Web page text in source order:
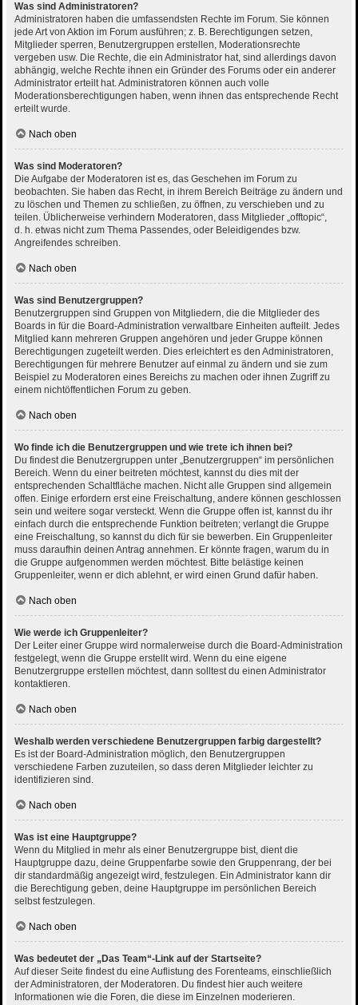
Was sind Administratoren?
Administratoren haben die umfassendsten Rechte im Forum. Sie können
jede Art von Aktion im Forum ausführen; z. B. Berechtigungen setzen,
Mitglieder sperren, Benutzergruppen erstellen, Moderationsrechte
vergeben usw. Die Rechte, die ein Administrator hat, sind allerdings davon
abhängig, welche Rechte ihnen ein Gründer des Forums oder ein anderer
Administrator erteilt hat. Administratoren können auch volle
Moderationsberechtigungen haben, wenn ihnen das entsprechende Recht
erteilt wurde.
Nach oben
Was sind Moderatoren?
Die Aufgabe der Moderatoren ist es, das Geschehen im Forum zu
beobachten. Sie haben das Recht, in ihrem Bereich Beiträge zu ändern und
zu löschen und Themen zu schließen, zu öffnen, zu verschieben und zu
teilen. Üblicherweise verhindern Moderatoren, dass Mitglieder „offtopic“,
d. h. etwas nicht zum Thema Passendes, oder Beleidigendes bzw.
Angreifendes schreiben.
Nach oben
Was sind Benutzergruppen?
Benutzergruppen sind Gruppen von Mitgliedern, die die Mitglieder des
Boards in für die Board-Administration verwaltbare Einheiten aufteilt. Jedes
Mitglied kann mehreren Gruppen angehören und jeder Gruppe können
Berechtigungen zugeteilt werden. Dies erleichtert es den Administratoren,
Berechtigungen für mehrere Benutzer auf einmal zu ändern und sie zum
Beispiel zu Moderatoren eines Bereichs zu machen oder ihnen Zugriff zu
einem nichtöffentlichen Forum zu geben.
Nach oben
Wo finde ich die Benutzergruppen und wie trete ich ihnen bei?
Du findest die Benutzergruppen unter „Benutzergruppen“ im persönlichen
Bereich. Wenn du einer beitreten möchtest, kannst du dies mit der
entsprechenden Schaltfläche machen. Nicht alle Gruppen sind allgemein
offen. Einige erfordern erst eine Freischaltung, andere können geschlossen
sein und weitere sogar versteckt. Wenn die Gruppe offen ist, kannst du ihr
einfach durch die entsprechende Funktion beitreten; verlangt die Gruppe
eine Freischaltung, so kannst du dich für sie bewerben. Ein Gruppenleiter
muss daraufhin deinen Antrag annehmen. Er könnte fragen, warum du in
die Gruppe aufgenommen werden möchtest. Bitte belästige keinen
Gruppenleiter, wenn er dich ablehnt, er wird einen Grund dafür haben.
Nach oben
Wie werde ich Gruppenleiter?
Der Leiter einer Gruppe wird normalerweise durch die Board-Administration
festgelegt, wenn die Gruppe erstellt wird. Wenn du eine eigene
Benutzergruppe erstellen möchtest, dann solltest du einen Administrator
kontaktieren.
Nach oben
Weshalb werden verschiedene Benutzergruppen farbig dargestellt?
Es ist der Board-Administration möglich, den Benutzergruppen
verschiedene Farben zuzuteilen, so dass deren Mitglieder leichter zu
identifizieren sind.
Nach oben
Was ist eine Hauptgruppe?
Wenn du Mitglied in mehr als einer Benutzergruppe bist, dient die
Hauptgruppe dazu, deine Gruppenfarbe sowie den Gruppenrang, der bei
dir standardmäßig angezeigt wird, festzulegen. Ein Administrator kann dir
die Berechtigung geben, deine Hauptgruppe im persönlichen Bereich
selbst festzulegen.
Nach oben
Was bedeutet der „Das Team“-Link auf der Startseite?
Auf dieser Seite findest du eine Auflistung des Forenteams, einschließlich
der Administratoren, der Moderatoren. Du findest hier auch weitere
Informationen wie die Foren, die diese im Einzelnen moderieren.